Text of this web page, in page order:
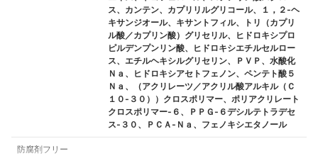
ス、カンテン、カプリリルグリコール、１，２‐ヘ
キサンジオール、キサントフィル、トリ（カプリ
ル酸／カプリン酸）グリセリル、ヒドロキシプロ
ピルデンプンリン酸、ヒドロキシエチルセルロー
ス、エチルヘキシルグリセリン、ＰＶＰ、水酸化
Ｎａ、ヒドロキシアセトフェノン、ペンテト酸５
Ｎａ、（アクリレーツ／アクリル酸アルキル（Ｃ
１０‐３０））クロスポリマー、ポリアクリレート
クロスポリマー‐６、ＰＰＧ‐６デシルテトラデセ
ス‐３０、ＰＣＡ‐Ｎａ、フェノキシエタノール
防腐剤フリー